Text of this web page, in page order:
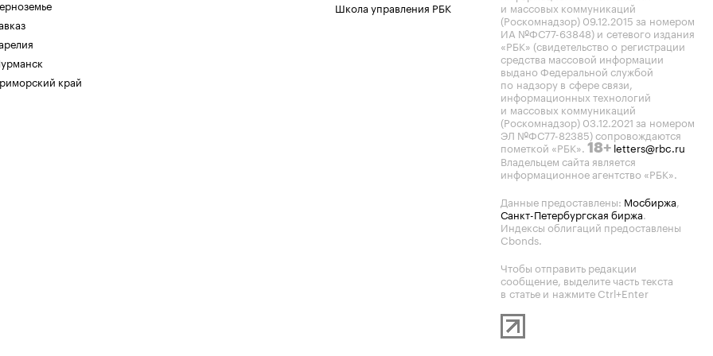
край
Школа управления РБК
и массовых коммуникаций
(Роскомнадзор) 09.12.2015 за номером
ИА №ФС77-63848) и сетевого издания
«РБК» (свидетельство о регистрации
средства массовой информации
выдано Федеральной службой
по надзору в сфере связи,
информационных технологий
и массовых коммуникаций
(Роскомнадзор) 03.12.2021 за номером
ЭЛ №ФС77-82385) сопровождаются
пометкой «РБК». 18+ letters@rbc.ru
Владельцем сайта является
информационное агентство «РБК».
Данные предоставлены: Мосбиржа,
Санкт-Петербургская биржа.
Индексы облигаций предоставлены
Cbonds.
Чтобы отправить редакции
сообщение, выделите часть текста
в статье и нажмите Ctrl+Enter